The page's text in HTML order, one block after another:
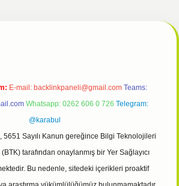
E-mail: backlinkpaneli@gmail.com Teams:
Whatsapp: 0262 606 0 726 Telegram:
@karabul
5651 Sayılı Kanun gereğince Bilgi Teknolojileri
tarafından onaylanmış bir Yer Sağlayıcı
Bu nedenle, sitedeki içerikleri proaktif